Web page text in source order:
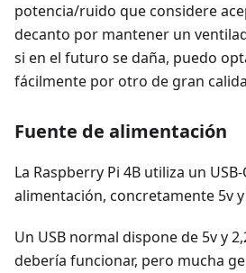
potencia/ruido que considere
decanto por mantener un
si en el futuro se daña, puedo
fácilmente por otro de gran
Fuente de alimentación
La Raspberry Pi 4B utiliza un
alimentación, concretamente 5v
Un USB normal dispone de 5v y
debería funcionar, pero mucha